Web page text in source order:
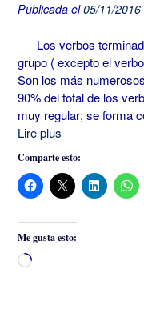
Publicada el05/11/2016
Los verbos
grupo ( excepto el
Son los más
90% del total de los
muy regular; se forma
Lire plus
Comparte esto:
Me gusta esto:
Cargando...